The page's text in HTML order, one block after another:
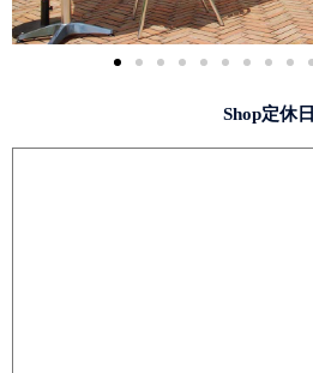
Shop定休日